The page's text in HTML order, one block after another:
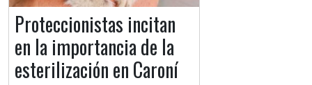
Proteccionistas incitan
en la importancia de la
esterilización en Caroní